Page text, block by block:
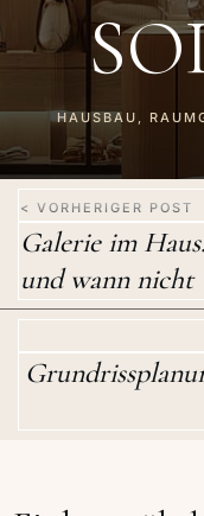
HAUSBAU ,
< VORHERIGER POST
Galerie im
und wann nicht